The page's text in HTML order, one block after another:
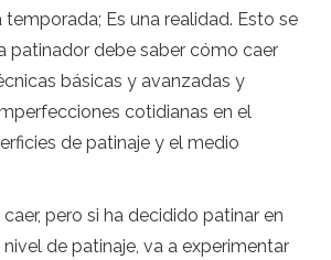
Es una realidad. Esto se
patinador debe saber cómo caer
básicas y avanzadas y
cotidianas en el
de patinaje y el medio
pero si ha decidido patinar en
de patinaje, va a experimentar